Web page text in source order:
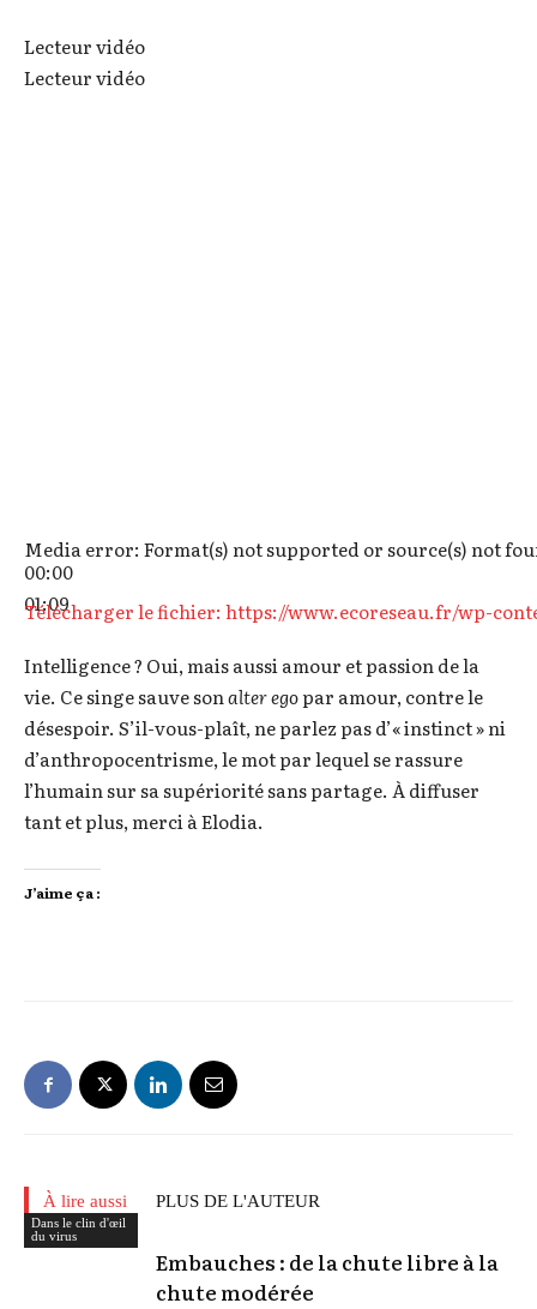
Lecteur vidéo
Lecteur vidéo
Media error: Format(s) not supported or source(s) not
Télécharger le fichier: https://www.ecoreseau.fr/wp-
00:00
00:00
01:09
Intelligence ? Oui, mais aussi amour et passion de la
vie. Ce singe sauve sonalter egopar amour, contre le
désespoir. S’il-vous-plaît, ne parlez pas d’« instinct » ni
d’anthropocentrisme, le mot par lequel se rassure
l’humain sur sa supériorité sans partage. À diffuser
tant et plus, merci à Elodia.
J’aime ça :
À lire aussi PLUS DE L'AUTEUR
Dans le clin d'œil
du virus
Embauches : de la chute libre à la
chute modérée